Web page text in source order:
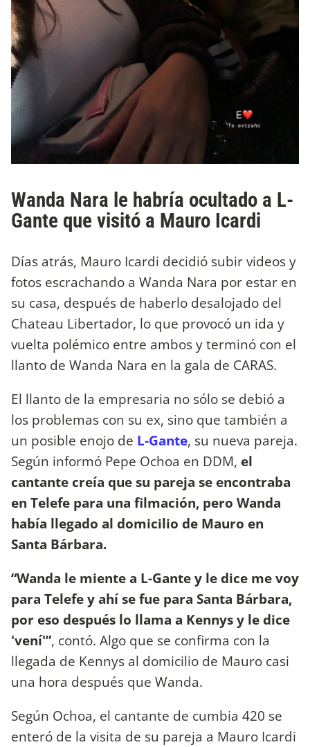
Wanda Nara le habría ocultado a L-
Gante que visitó a Mauro Icardi
Días atrás, Mauro Icardi decidió subir videos y
fotos escrachando a Wanda Nara por estar en
su casa, después de haberlo desalojado del
Chateau Libertador, lo que provocó un ida y
vuelta polémico entre ambos y terminó con el
llanto de Wanda Nara en la gala de CARAS.
El llanto de la empresaria no sólo se debió a
los problemas con su ex, sino que también a
un posible enojo de L-Gante, su nueva pareja.
Según informó Pepe Ochoa en DDM, el
cantante creía que su pareja se encontraba
en Telefe para una filmación, pero Wanda
había llegado al domicilio de Mauro en
Santa Bárbara.
“Wanda le miente a L-Gante y le dice me voy
para Telefe y ahí se fue para Santa Bárbara,
por eso después lo llama a Kennys y le dice
'vení'”, contó. Algo que se confirma con la
llegada de Kennys al domicilio de Mauro casi
una hora después que Wanda.
Según Ochoa, el cantante de cumbia 420 se
enteró de la visita de su pareja a Mauro Icardi